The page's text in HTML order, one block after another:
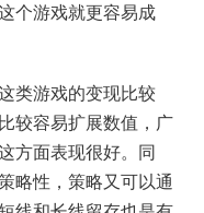
个游戏就更容易成
类游戏的变现比较
较容易扩展数值，广
方面表现很好。同
略性，策略又可以通